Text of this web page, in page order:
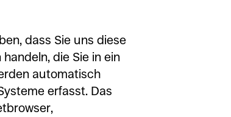
dass Sie uns diese
die Sie in ein
automatisch
erfasst. Das